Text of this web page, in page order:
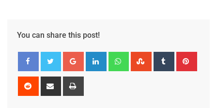
You can share this post!
Google+ LinkedIn WhatsappStumbleUpon
Tumblr
Reddit
Share